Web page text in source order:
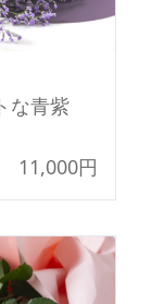
な青紫
11,000円